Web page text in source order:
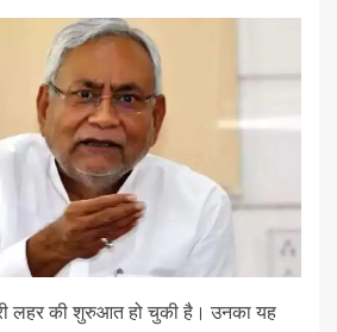
लहर की शुरुआत हो चुकी है। उनका यह